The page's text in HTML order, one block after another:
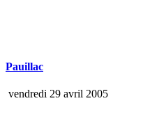
Pauillac
vendredi 29 avril 2005